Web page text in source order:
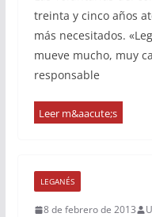
treinta y cinco años
más necesitados.
mueve mucho, muy
responsable
LEGANÉS
8 de febrero de 2013